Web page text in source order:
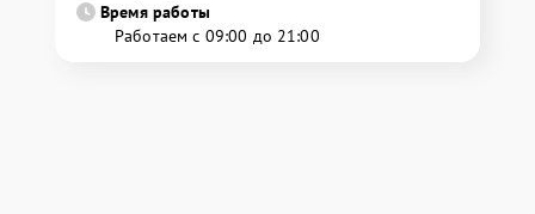
Время работы
Работаем с 09:00 до 21:00